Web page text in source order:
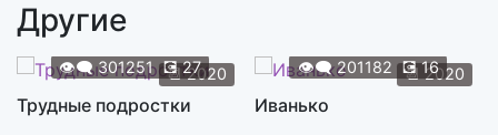
Nuclear Missile Sale
Rescuing Sara from Nanda Parbat
BLAKE NEELY
Другие
📆2020
👁️‍🗨️301251 💽27
Трудные подростки
📆 2020
👁️‍🗨️201182 💽16
Иванько